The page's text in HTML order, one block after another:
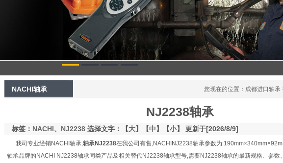
NACHI轴承 您现在的位置： 成都进口轴承
NJ2238轴承
标签： NACHI、 NJ2238 选择文字：【大】【中】【小】 更新于[2026/8/9]
我司专业经销NACHI轴承,轴承NJ2238在我公司有售,NACHINJ2238轴承参数为
轴承品牌的NACHI NJ2238轴承同类产品及相关替代NJ2238轴承型号,需要NJ2238轴承的最新规格、参数